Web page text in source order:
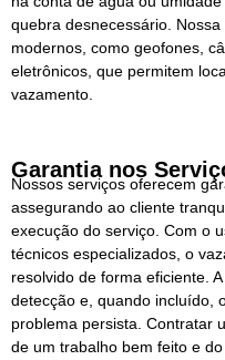
quebra desnecessário.
modernos, como geofones,
eletrônicos, que permitem
vazamento.
Garantia nos
Nossos serviços oferecem
assegurando ao cliente
execução do serviço. Com o
técnicos especializados, o
resolvido de forma eficiente.
detecção e, quando incluído,
problema persista. Contratar
de um trabalho bem feito e